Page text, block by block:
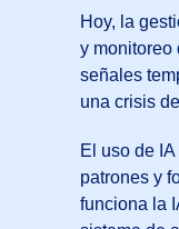
Hoy, la
y monitoreo
señales
una crisis
El uso de
patrones y
funciona la